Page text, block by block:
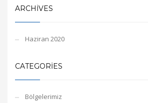
ARCHIVES
Haziran 2020
CATEGORIES
Bölgelerimiz